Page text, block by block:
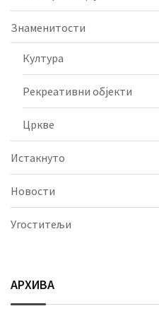
Знаменитости
Култура
Рекреативни објекти
Цркве
Истакнуто
Новости
Угоститељи
АРХИВА